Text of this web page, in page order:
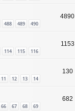
488 489 490
4890
114 115 116
1153
11 12 13 14
130
66 67 68 69
682